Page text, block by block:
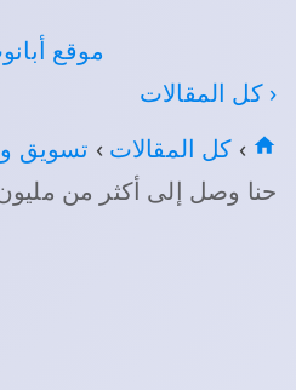
موقع
‹ كل المقالات
› كل المقالات› تسويق
حنا وصل إلى أكثر من